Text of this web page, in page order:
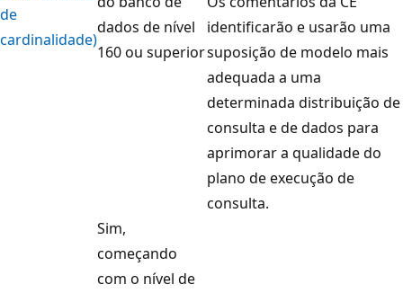
de
cardinalidade)
dados de nível
160 ou superior
identificarão e usarão uma
suposição de modelo mais
adequada a uma
determinada distribuição de
consulta e de dados para
aprimorar a qualidade do
plano de execução de
consulta.
Sim,
começando
com o nível de